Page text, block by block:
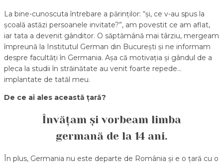
La bine-cunoscuta întrebare a părinților: “și, ce v-au spus la
școală astăzi persoanele invitate?”, am povestit ce am aflat,
iar tata a devenit gânditor. O săptămână mai târziu, mergeam
împreună la Institutul German din București și ne informam
despre facultăți în Germania. Așa că motivația și gândul de a
pleca la studii în străinătate au venit foarte repede…
implantate de tatăl meu.
De ce ai ales această țară?
Învățam și vorbeam limba
germană de la 14 ani.
În plus, Germania nu este departe de România și e o țară cu o